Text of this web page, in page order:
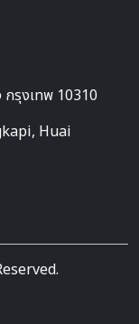
กรุงเทพ 10310
Huai